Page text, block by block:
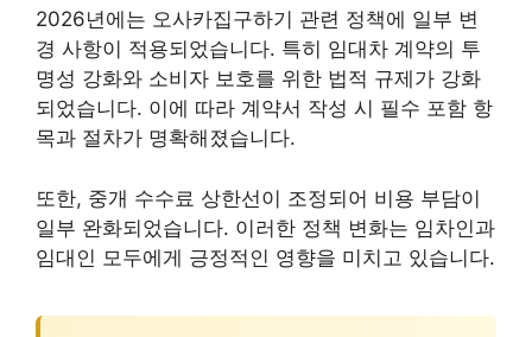
2026년에는 오사카집구하기 관련 정책에 일부 변
경 사항이 적용되었습니다. 특히 임대차 계약의 투
명성 강화와 소비자 보호를 위한 법적 규제가 강화
되었습니다. 이에 따라 계약서 작성 시 필수 포함 항
목과 절차가 명확해졌습니다.
또한, 중개 수수료 상한선이 조정되어 비용 부담이
일부 완화되었습니다. 이러한 정책 변화는 임차인과
임대인 모두에게 긍정적인 영향을 미치고 있습니다.